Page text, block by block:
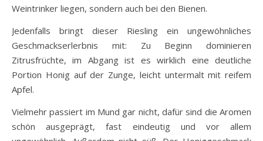
Weintrinker liegen, sondern auch bei den Bienen.
Jedenfalls bringt dieser Riesling ein ungewöhnliches
Geschmackserlerbnis mit: Zu Beginn dominieren
Zitrusfrüchte, im Abgang ist es wirklich eine deutliche
Portion Honig auf der Zunge, leicht untermalt mit reifem
Apfel.
Vielmehr passiert im Mund gar nicht, dafür sind die Aromen
schön ausgeprägt, fast eindeutig und vor allem